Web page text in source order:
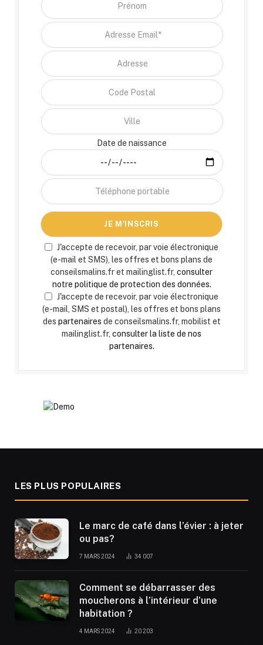
Date de naissance
J'accepte de recevoir, par voie électronique
(e-mail et SMS), les offres et bons plans de
conseilsmalins.fr et mailinglist.fr, consulter
notre politique de protection des données.
J'accepte de recevoir, par voie électronique
(e-mail, SMS et postal), les offres et bons plans
des partenaires de conseilsmalins.fr, mobilist et
mailinglist.fr, consulter la liste de nos
partenaires.
LES PLUS POPULAIRES
Le marc de café dans l’évier : à jeter
ou pas?
7 MARS 2024 34 007
Comment se débarrasser des
moucherons à l’intérieur d’une
habitation ?
4 MARS 2024 20 203